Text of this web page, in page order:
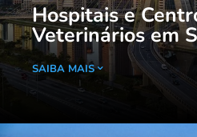
Hospitais e
Veterinários em
SAIBA MAIS